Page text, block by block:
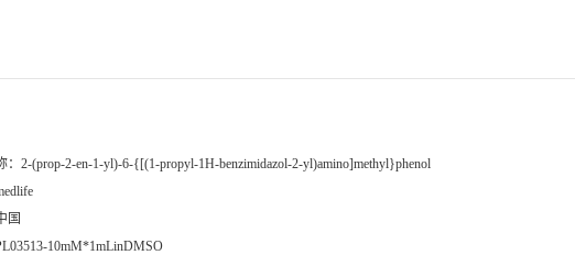
2-(prop-2-en-1-yl)-6-{[(1-propyl-1H-benzimidazol-2-yl)amino]methyl}phenol
国
10mM*1mLinDMSO